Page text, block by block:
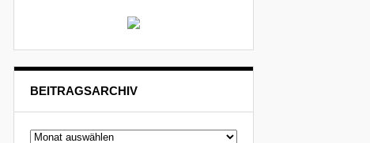
BEITRAGSARCHIV
Beitragsarchiv